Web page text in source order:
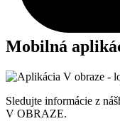
Mobilná
Sledujte informácie z
V OBRAZE.